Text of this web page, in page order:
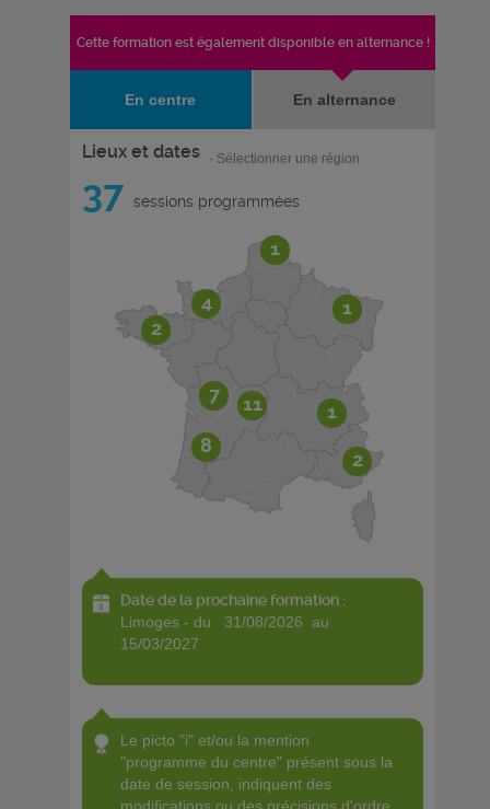
Cette formation est également disponible en alternance !
En centre En alternance
Lieux et dates - Sélectionner une région
37 sessions programmées
8
4
2
11
1
1
7
2
1
Date de la prochaine formation :
limoges - du 31/08/2026 au
15/03/2027
le picto "i" et/ou la mention
"programme du centre" présent sous la
date de session, indiquent des
modifications ou des précisions d'ordre